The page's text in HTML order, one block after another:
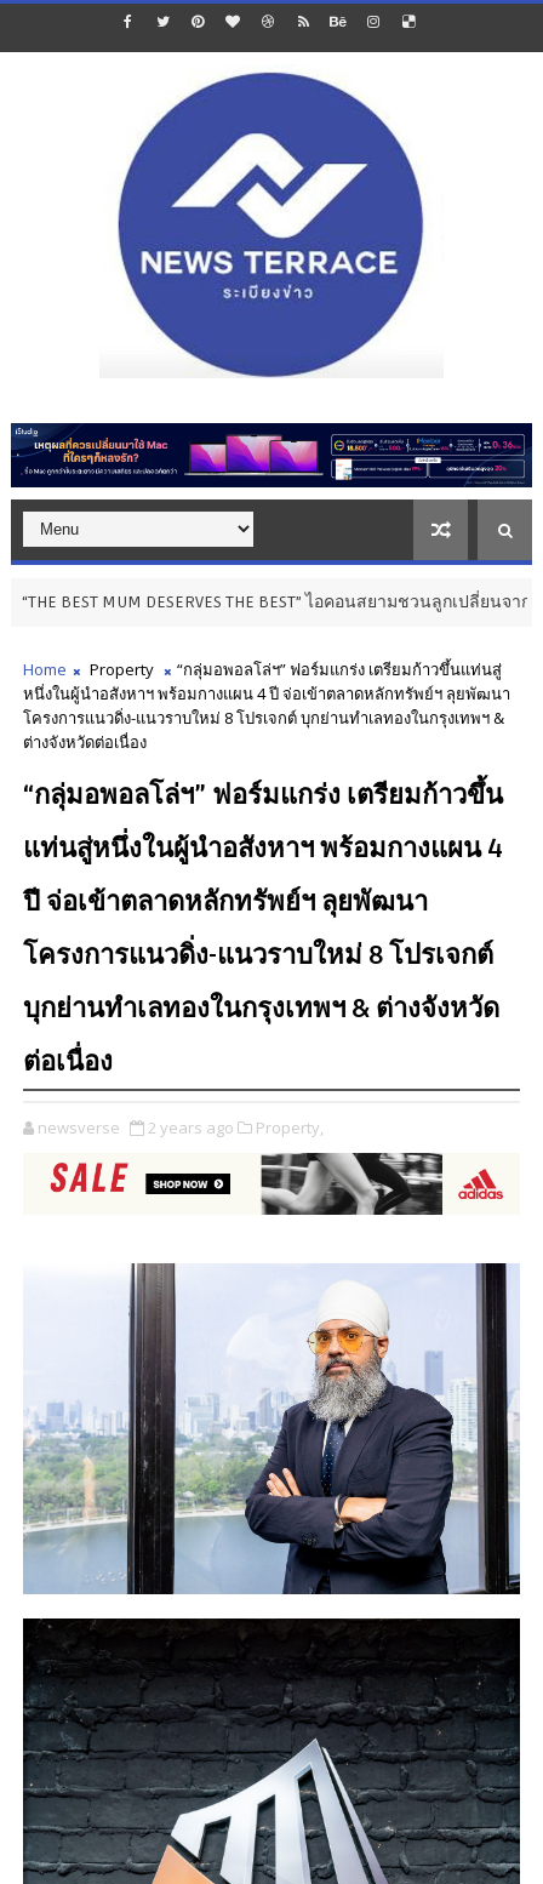
DESERVES THE BEST” ไอคอนสยามชวนลูกเปลี่ยนจาก ‘ผู้รับ’ เป็น ‘ผู้ให้
Home Property
“กลุ่มอพอลโล่ฯ” ฟอร์มแกร่ง เตรียมก้าวขึ้นแท่นสู่
หนึ่งในผู้นำอสังหาฯ พร้อมกางแผน 4 ปี จ่อเข้าตลาดหลักทรัพย์ฯ ลุยพัฒนา
โครงการแนวดิ่ง-แนวราบใหม่ 8 โปรเจกต์ บุกย่านทำเลทองในกรุงเทพฯ &
ต่างจังหวัดต่อเนื่อง
“กลุ่มอพอลโล่ฯ” ฟอร์มแกร่ง เตรียมก้าวขึ้น
แท่นสู่หนึ่งในผู้นำอสังหาฯ พร้อมกางแผน 4
ปี จ่อเข้าตลาดหลักทรัพย์ฯ ลุยพัฒนา
โครงการแนวดิ่ง-แนวราบใหม่ 8 โปรเจกต์
บุกย่านทำเลทองในกรุงเทพฯ & ต่างจังหวัด
ต่อเนื่อง
newsverse 2 years ago Property,